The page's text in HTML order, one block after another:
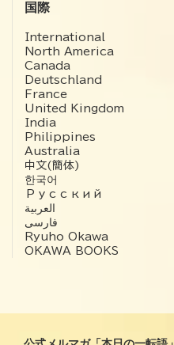
国際
International
North America
Canada
Deutschland
France
United Kingdom
India
Philippines
Australia
中文(簡体)
한국어
Русский
العربية‏
فارسی
Ryuho Okawa
OKAWA BOOKS